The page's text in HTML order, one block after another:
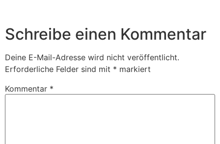
Schreibe einen Kommentar
Deine E-Mail-Adresse wird nicht veröffentlicht.
Erforderliche Felder sind mit * markiert
Kommentar *